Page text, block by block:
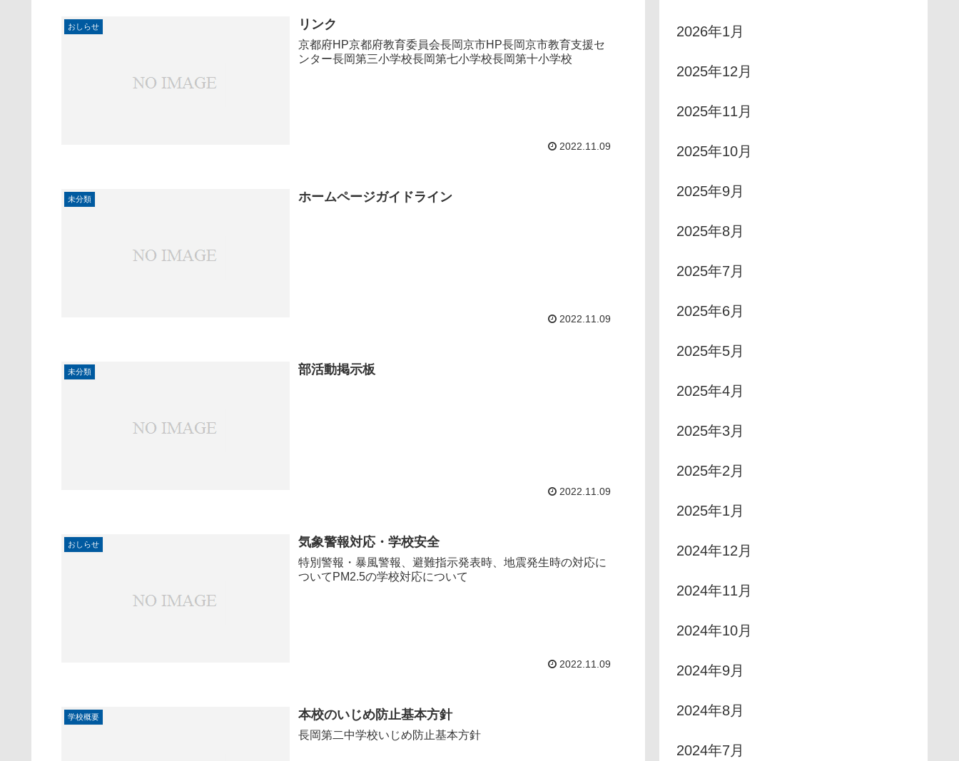
おしらせ リンク
京都府HP京都府教育委員会長岡京市HP長岡京市教育支援セ
ンター長岡第三小学校長岡第七小学校長岡第十小学校
2022.11.09
未分類 ホームページガイドライン
2022.11.09
未分類 部活動掲示板
2022.11.09
おしらせ 気象警報対応・学校安全
特別警報・暴風警報、避難指示発表時、地震発生時の対応に
ついてPM2.5の学校対応について
2022.11.09
学校概要 本校のいじめ防止基本方針
長岡第二中学校いじめ防止基本方針
2026年1月
2025年12月
2025年11月
2025年10月
2025年9月
2025年8月
2025年7月
2025年6月
2025年5月
2025年4月
2025年3月
2025年2月
2025年1月
2024年12月
2024年11月
2024年10月
2024年9月
2024年8月
2024年7月